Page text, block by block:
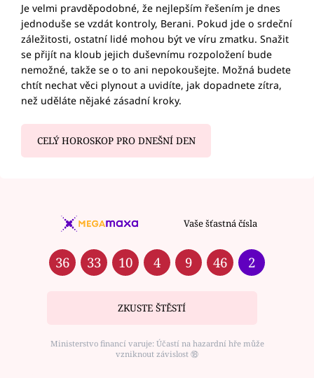
Je velmi pravděpodobné, že nejlepším řešením je dnes
jednoduše se vzdát kontroly, Berani. Pokud jde o srdeční
záležitosti, ostatní lidé mohou být ve víru zmatku. Snažit
se přijít na kloub jejich duševnímu rozpoložení bude
nemožné, takže se o to ani nepokoušejte. Možná budete
chtít nechat věci plynout a uvidíte, jak dopadnete zítra,
než uděláte nějaké zásadní kroky.
CELÝ HOROSKOP PRO DNEŠNÍ DEN
Vaše šťastná čísla
36 33 10 4 9 46 2
ZKUSTE ŠTĚSTÍ
Ministerstvo financí varuje: Účastí na hazardní hře může
vzniknout závislost ⑱